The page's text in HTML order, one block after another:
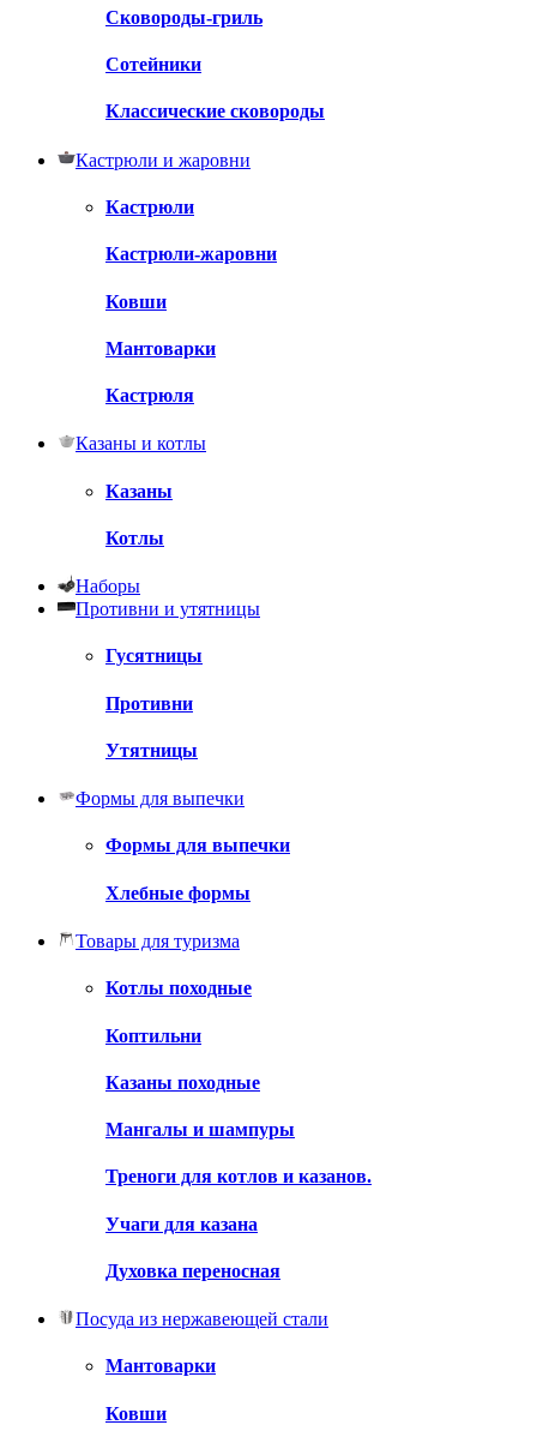
Сковороды-гриль
Сотейники
Классические сковороды
Кастрюли и жаровни
Кастрюли
Кастрюли-жаровни
Ковши
Мантоварки
Кастрюля
Казаны и котлы
Казаны
Котлы
Наборы
Противни и утятницы
Гусятницы
Противни
Утятницы
Формы для выпечки
Формы для выпечки
Хлебные формы
Товары для туризма
Котлы походные
Коптильни
Казаны походные
Мангалы и шампуры
Треноги для котлов и казанов.
Учаги для казана
Духовка переносная
Посуда из нержавеющей стали
Мантоварки
Ковши